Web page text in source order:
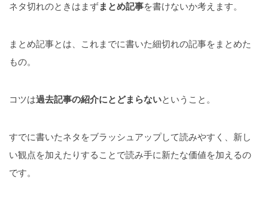
ネタ切れのときはまずまとめ記事を書けないか考えます。
まとめ記事とは、これまでに書いた細切れの記事をまとめた
もの。
コツは過去記事の紹介にとどまらないということ。
すでに書いたネタをブラッシュアップして読みやすく、新し
い観点を加えたりすることで読み手に新たな価値を加えるの
です。